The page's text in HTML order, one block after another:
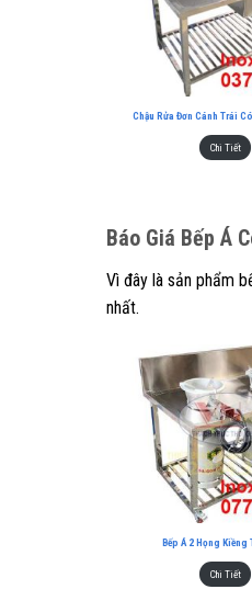
Chậu Rửa Đơn Cánh Trái
Chi Tiết
Báo Giá Bếp Á
Vì đây là sản phẩm
nhất.
Bếp Á 2 Họng Kiềng
Chi Tiết